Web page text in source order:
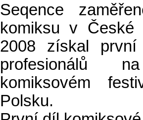
Seqence
komiksu v
2008 získal
profesionálů
komiksovém
Polsku.